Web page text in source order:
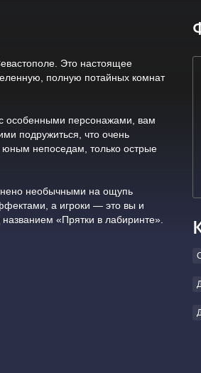
Это настоящее
полную потайных комнат
особенными персонажами, вам
подружиться, что очень
юным непоседам, только острые
необычными на ощупь
а игроки — это вы и
«Прятки в лабиринте».